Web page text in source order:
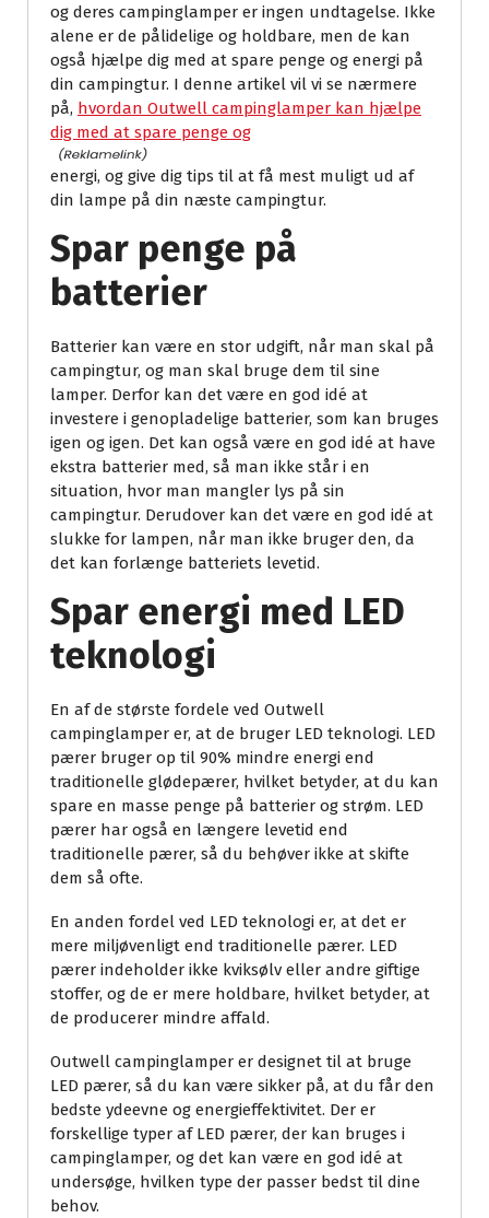
og deres campinglamper er ingen undtagelse. Ikke
alene er de pålidelige og holdbare, men de kan
også hjælpe dig med at spare penge og energi på
din campingtur. I denne artikel vil vi se nærmere
på, hvordan Outwell campinglamper kan hjælpe
dig med at spare penge og
energi, og give dig tips til at få mest muligt ud af
din lampe på din næste campingtur.
Spar penge på
batterier
Batterier kan være en stor udgift, når man skal på
campingtur, og man skal bruge dem til sine
lamper. Derfor kan det være en god idé at
investere i genopladelige batterier, som kan bruges
igen og igen. Det kan også være en god idé at have
ekstra batterier med, så man ikke står i en
situation, hvor man mangler lys på sin
campingtur. Derudover kan det være en god idé at
slukke for lampen, når man ikke bruger den, da
det kan forlænge batteriets levetid.
Spar energi med LED
teknologi
En af de største fordele ved Outwell
campinglamper er, at de bruger LED teknologi. LED
pærer bruger op til 90% mindre energi end
traditionelle glødepærer, hvilket betyder, at du kan
spare en masse penge på batterier og strøm. LED
pærer har også en længere levetid end
traditionelle pærer, så du behøver ikke at skifte
dem så ofte.
En anden fordel ved LED teknologi er, at det er
mere miljøvenligt end traditionelle pærer. LED
pærer indeholder ikke kviksølv eller andre giftige
stoffer, og de er mere holdbare, hvilket betyder, at
de producerer mindre affald.
Outwell campinglamper er designet til at bruge
LED pærer, så du kan være sikker på, at du får den
bedste ydeevne og energieffektivitet. Der er
forskellige typer af LED pærer, der kan bruges i
campinglamper, og det kan være en god idé at
undersøge, hvilken type der passer bedst til dine
behov.